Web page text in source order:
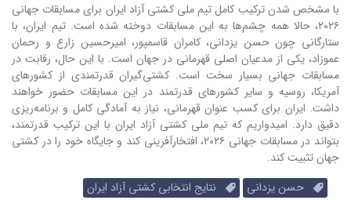
با مشخص شدن ترکیب کامل تیم ملی کشتی آزاد ایران برای مسابقات جهانی
۲۰۲۶، حالا همه چشم‌ها به این مسابقات دوخته شده است. تیم ایران، با
ستارگانی چون حسن یزدانی، کامران قاسمپور، امیرحسین زارع و رحمان
عموزاد، یکی از مدعیان اصلی قهرمانی در جهان است. با این حال، رقابت در
مسابقات جهانی بسیار سخت است. کشتی‌گیران قدرتمندی از کشورهای
آمریکا، روسیه و سایر کشورهای قدرتمند در این مسابقات حضور خواهند
داشت. ایران برای کسب عنوان قهرمانی، نیاز به آمادگی کامل و برنامه‌ریزی
دقیق دارد. امیدواریم که تیم ملی کشتی آزاد ایران با این ترکیب قدرتمند،
بتواند در مسابقات جهانی ۲۰۲۶، افتخارآفرینی کند و جایگاه خود را در کشتی
جهان تثبیت کند.
حسن یزدانی
نتایج انتخابی کشتی آزاد ایران